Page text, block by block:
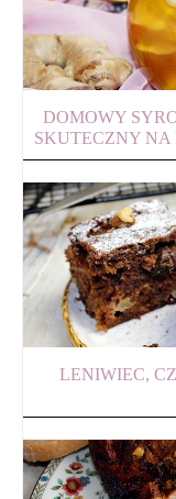
DOMOWY
SKUTECZNY NA
LENIWIEC,